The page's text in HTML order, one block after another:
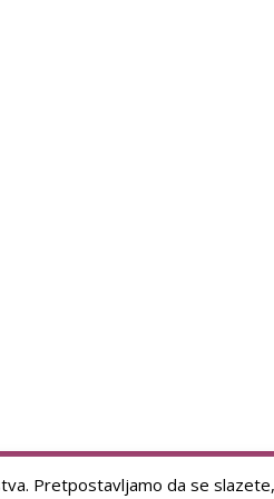
Pretpostavljamo da se